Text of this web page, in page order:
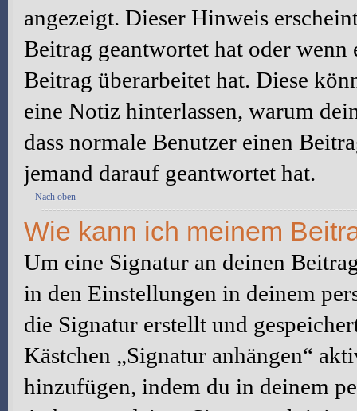
angezeigt. Dieser Hinweis
Beitrag geantwortet hat oder
Beitrag überarbeitet hat. Diese
eine Notiz hinterlassen, warum
dass normale Benutzer einen
jemand darauf geantwortet hat.
Nach oben
Wie kann ich meinem
Um eine Signatur an deinen
in den Einstellungen in deinem
die Signatur erstellt und
Kästchen „Signatur anhängen“
hinzufügen, indem du in deinem